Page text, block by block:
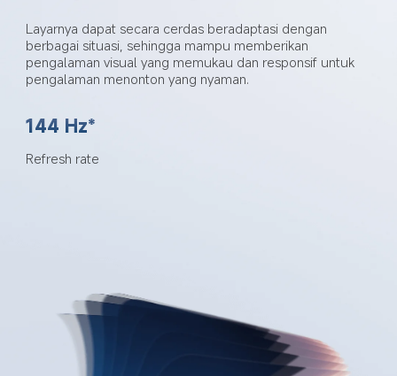
Layarnya dapat secara cerdas beradaptasi dengan
berbagai situasi, sehingga mampu memberikan
pengalaman visual yang memukau dan responsif untuk
pengalaman menonton yang nyaman.
144 Hz*
Refresh rate